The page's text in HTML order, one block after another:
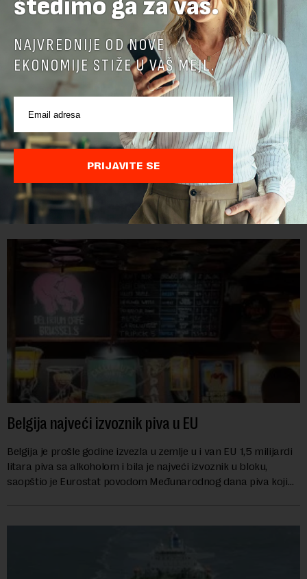
Cene hrane u svetu najviše za tri i po godine
Cene hrane u svetu su sada najviše za tri i po godine, jer letnji
toplotni talasi i ratovi u Ukrajini i na Bliskom istoku povećavaju
troškove, piše britanski list Gardijan.Indeks cena
prehrambenih proiz...
Belgija najveći izvoznik piva u EU
Belgija je prošle godine izvezla u zemlje u i van EU 1,5 milijardi
litara piva sa alkoholom i bila je najveći izvoznik u bloku,
saopštio je Eurostat povodom Međunarodnog dana piva koji
štedimo ga za vas.
NAJVREDNIJE OD NOVE
EKONOMIJE STIŽE U VAŠ MEJL.
PRIJAVITE SE